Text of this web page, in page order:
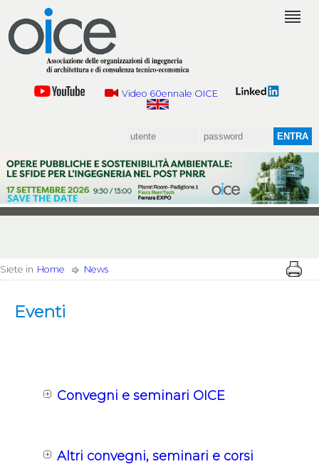
Video 60ennale OICE
Siete in Home News
Eventi
Convegni e seminari OICE
Altri convegni, seminari e corsi